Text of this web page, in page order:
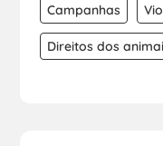
Campanhas
Direitos dos